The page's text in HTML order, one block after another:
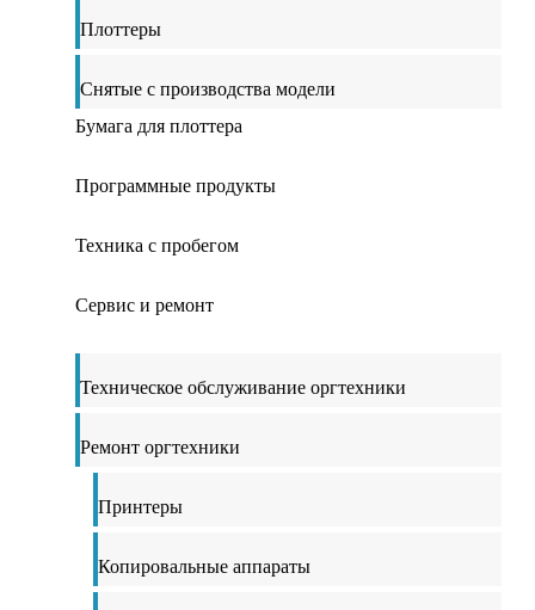
Плоттеры
Снятые с производства модели
Бумага для плоттера
Программные продукты
Техника с пробегом
Сервис и ремонт
Техническое обслуживание оргтехники
Ремонт оргтехники
Принтеры
Копировальные аппараты